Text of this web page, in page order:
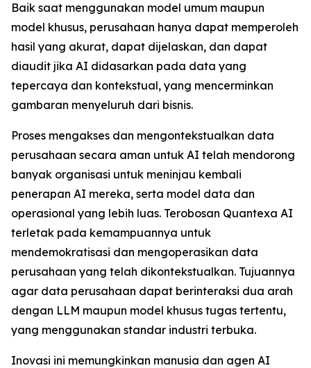
Baik saat menggunakan model umum maupun
model khusus, perusahaan hanya dapat memperoleh
hasil yang akurat, dapat dijelaskan, dan dapat
diaudit jika AI didasarkan pada data yang
tepercaya dan kontekstual, yang mencerminkan
gambaran menyeluruh dari bisnis.
Proses mengakses dan mengontekstualkan data
perusahaan secara aman untuk AI telah mendorong
banyak organisasi untuk meninjau kembali
penerapan AI mereka, serta model data dan
operasional yang lebih luas. Terobosan Quantexa AI
terletak pada kemampuannya untuk
mendemokratisasi dan mengoperasikan data
perusahaan yang telah dikontekstualkan. Tujuannya
agar data perusahaan dapat berinteraksi dua arah
dengan LLM maupun model khusus tugas tertentu,
yang menggunakan standar industri terbuka.
Inovasi ini memungkinkan manusia dan agen AI